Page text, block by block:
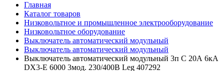
Главная
Каталог товаров
Низковольтное и промышленное электрооборудование
Низковольтное оборудование
Выключатель автоматический модульный
Выключатель автоматический модульный
Выключатель автоматический модульный 3п C 20А 6кА
DX3-E 6000 3мод. 230/400В Leg 407292